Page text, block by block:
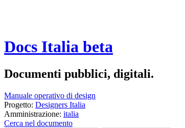
Docs Italia beta
Documenti pubblici, digitali.
Manuale operativo di design
Progetto: Designers Italia
Amministrazione: italia
Cerca nel documento